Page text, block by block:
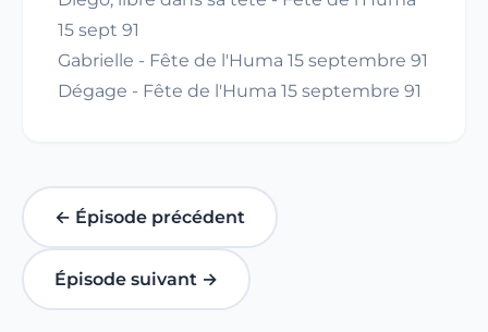
15 sept 91
Gabrielle - Fête de l'Huma 15 septembre 91
Dégage - Fête de l'Huma 15 septembre 91
← Épisode précédent
Épisode suivant →